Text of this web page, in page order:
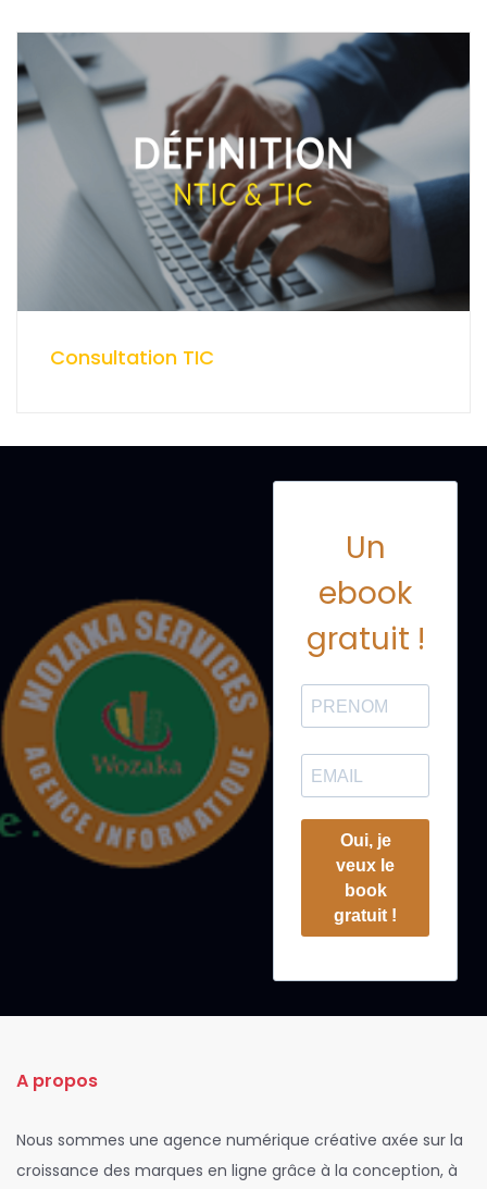
Consultation TIC
Un
ebook
gratuit !
Oui, je
veux le
book
gratuit !
A propos
Nous sommes une agence numérique créative axée sur la
croissance des marques en ligne grâce à la conception, à